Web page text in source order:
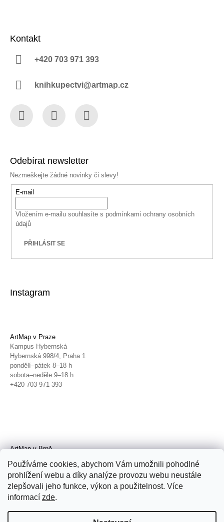
Používáme cookies, abychom Vám umožnili pohodlné
prohlížení webu a díky analýze provozu webu neustále
zlepšovali jeho funkce, výkon a použitelnost. Více
informací zde.
Kontakt
+420 703 971 393
knihkupectvi@artmap.cz
Odebírat newsletter
Nezmeškejte žádné novinky či slevy!
E-mail
Vložením e-mailu souhlasíte s podmínkami ochrany osobních
údajů
PŘIHLÁSIT SE
Instagram
ArtMap v Praze
Kampus Hybernská
Hybernská 998/4, Praha 1
pondělí–pátek 8–18 h
sobota–neděle 9–18 h
+420 703 971 393
ArtMap v Brně
Radnická 4, Brno
úterý–pátek 11–19 h
sobota 14–19 h
+420 702 152 298